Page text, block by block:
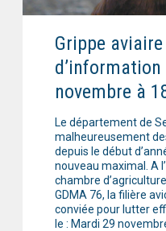
Grippe
novembre à
Le département de
malheureusement
depuis le début
nouveau maximal. A
chambre
GDMA 76, la filière
conviée pour lutter
le : Mardi 29